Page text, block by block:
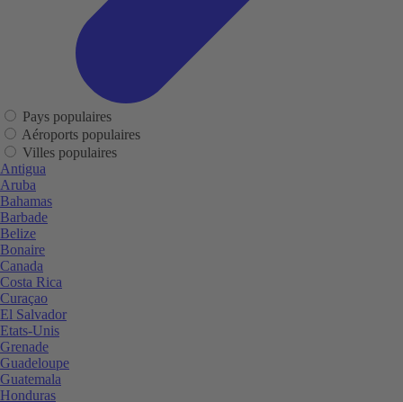
Pays populaires
Aéroports populaires
Villes populaires
Antigua
Aruba
Bahamas
Barbade
Belize
Bonaire
Canada
Costa Rica
Curaçao
El Salvador
Etats-Unis
Grenade
Guadeloupe
Guatemala
Honduras